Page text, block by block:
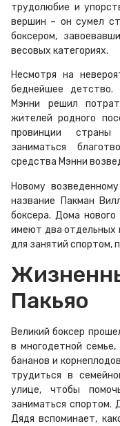
трудолюбие и
вершин – он сумел
боксером,
весовых категориях.
Несмотря на
беднейшее
Мэнни решил
жителей родного
провинции страны
заниматься
средства Мэнни
Новому
название Пакман
боксера. Дома
имеют два отдельных
для занятий спортом,
Пакьяо
Великий боксер
в многодетной
бананов и
трудиться в
улице, чтобы
заниматься спортом.
Дядя вспоминает,